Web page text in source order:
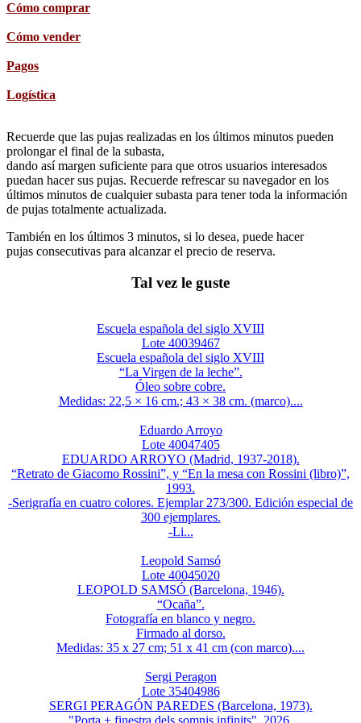
Cómo comprar
Cómo vender
Pagos
Logística
Recuerde que las pujas realizadas en los últimos minutos pueden
prolongar el final de la subasta,
dando así margen suficiente para que otros usuarios interesados
puedan hacer sus pujas. Recuerde refrescar su navegador en los
últimos minutos de cualquier subasta para tener toda la información
de pujas totalmente actualizada.
También en los últimos 3 minutos, si lo desea, puede hacer
pujas consecutivas para alcanzar el precio de reserva.
Tal vez le guste
Escuela española del siglo XVIII
Lote 40039467
Escuela española del siglo XVIII
“La Virgen de la leche”.
Óleo sobre cobre.
Medidas: 22,5 × 16 cm.; 43 × 38 cm. (marco)....
Eduardo Arroyo
Lote 40047405
EDUARDO ARROYO (Madrid, 1937-2018).
“Retrato de Giacomo Rossini”, y “En la mesa con Rossini (libro)”,
1993.
-Serigrafía en cuatro colores. Ejemplar 273/300. Edición especial de
300 ejemplares.
-Li...
Leopold Samsó
Lote 40045020
LEOPOLD SAMSÓ (Barcelona, 1946).
“Ocaña”.
Fotografía en blanco y negro.
Firmado al dorso.
Medidas: 35 x 27 cm; 51 x 41 cm (con marco)....
Sergi Peragon
Lote 35404986
SERGI PERAGÓN PAREDES (Barcelona, 1973).
"Porta + finestra dels somnis infinits". 2026.